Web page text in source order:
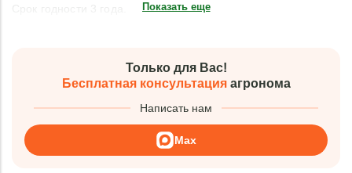
Показать еще
Только для Вас!
Бесплатная консультацияагронома
Написать нам
Max